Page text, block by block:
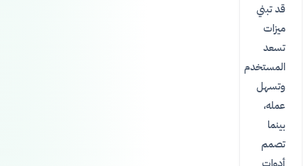
قد تبني
ميزات
تسعد
المستخدم
وتسهل
عمله،
بينما
تصمم